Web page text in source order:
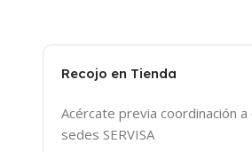
Recojo en Tienda
Acércate previa coordinación
sedes SERVISA